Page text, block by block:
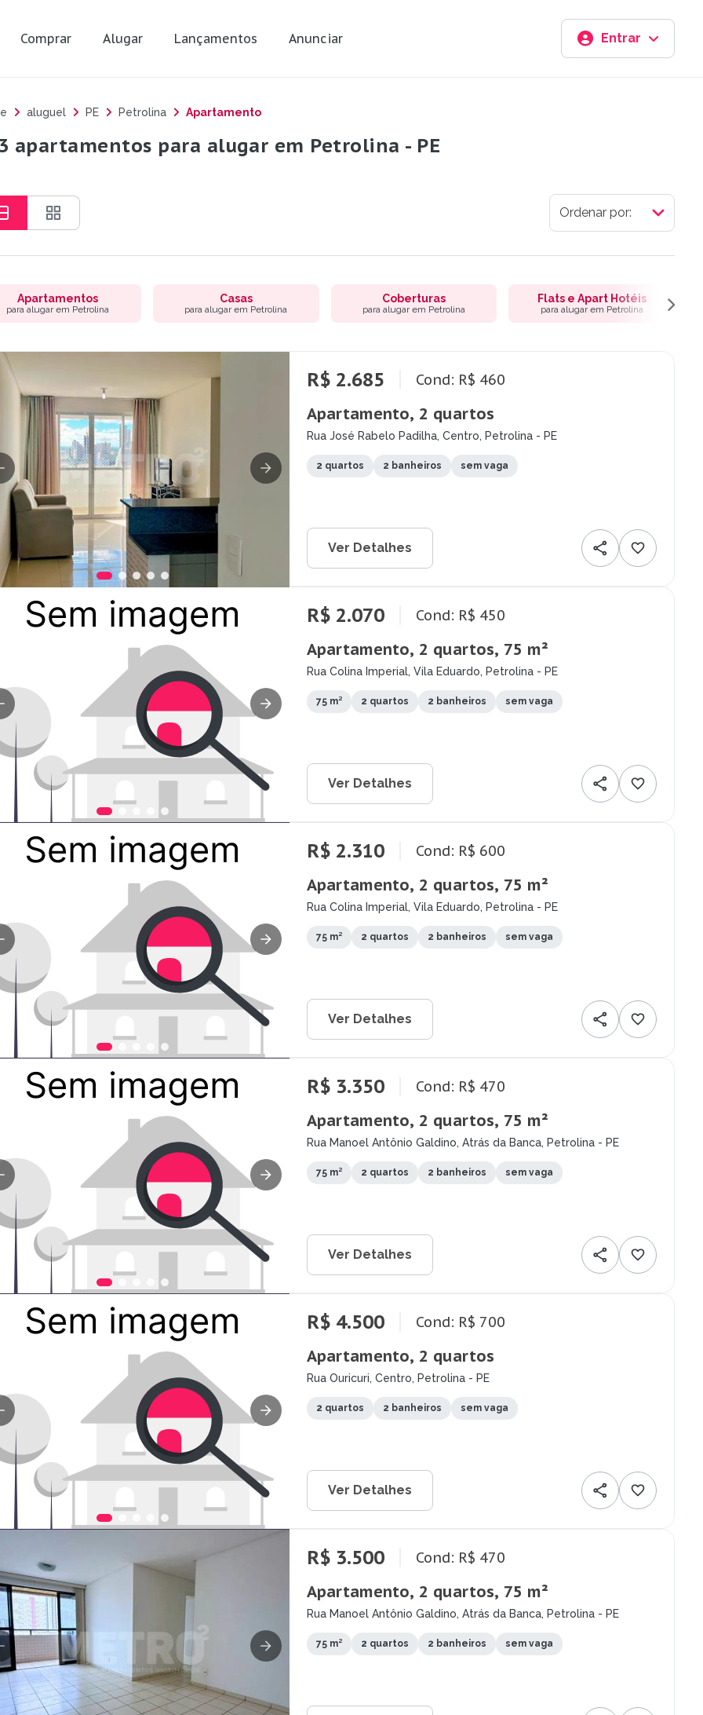
Comprar Alugar Lançamentos Anunciar Entrar
aluguel PE Petrolina Apartamento
apartamentos para alugar em Petrolina - PE
Apartamentos
para alugar em Petrolina
Casas
para alugar em Petrolina
Coberturas
para alugar em Petrolina
Flats e Apart Hotéis
para alugar em Petrolina
R$ 2.685 Cond: R$ 460
Apartamento, 2 quartos
Rua José Rabelo Padilha, Centro, Petrolina - PE
2 quartos 2 banheiros sem vaga
Ver Detalhes
R$ 2.070 Cond: R$ 450
Apartamento, 2 quartos, 75 m²
Rua Colina Imperial, Vila Eduardo, Petrolina - PE
75 m² 2 quartos 2 banheiros sem vaga
Ver Detalhes
R$ 2.310 Cond: R$ 600
Apartamento, 2 quartos, 75 m²
Rua Colina Imperial, Vila Eduardo, Petrolina - PE
75 m² 2 quartos 2 banheiros sem vaga
Ver Detalhes
R$ 3.350 Cond: R$ 470
Apartamento, 2 quartos, 75 m²
Rua Manoel Antônio Galdino, Atrás da Banca, Petrolina - PE
75 m² 2 quartos 2 banheiros sem vaga
Ver Detalhes
R$ 4.500 Cond: R$ 700
Apartamento, 2 quartos
Rua Ouricuri, Centro, Petrolina - PE
2 quartos 2 banheiros sem vaga
Ver Detalhes
R$ 3.500 Cond: R$ 470
Apartamento, 2 quartos, 75 m²
Rua Manoel Antônio Galdino, Atrás da Banca, Petrolina - PE
75 m² 2 quartos 2 banheiros sem vaga